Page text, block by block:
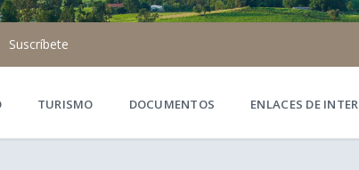
Suscríbete
TURISMO DOCUMENTOS ENLACES DE